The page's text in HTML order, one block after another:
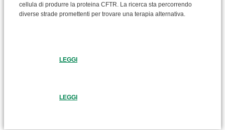
cellula di produrre la proteina CFTR. La ricerca sta percorrendo
diverse strade promettenti per trovare una terapia alternativa.
LEGGI
LEGGI